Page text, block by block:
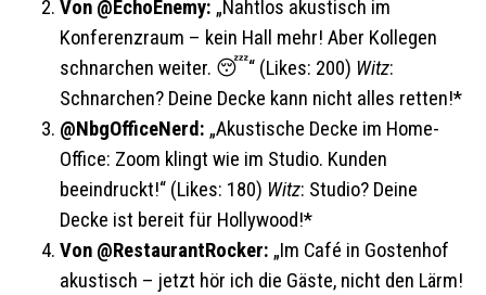
Von @EchoEnemy: „Nahtlos akustisch im
Konferenzraum – kein Hall mehr! Aber Kollegen
schnarchen weiter. 😴“ (Likes: 200) Witz:
Schnarchen? Deine Decke kann nicht alles retten!*
@NbgOfficeNerd: „Akustische Decke im Home-
Office: Zoom klingt wie im Studio. Kunden
beeindruckt!“ (Likes: 180) Witz: Studio? Deine
Decke ist bereit für Hollywood!*
Von @RestaurantRocker: „Im Café in Gostenhof
akustisch – jetzt hör ich die Gäste, nicht den Lärm!